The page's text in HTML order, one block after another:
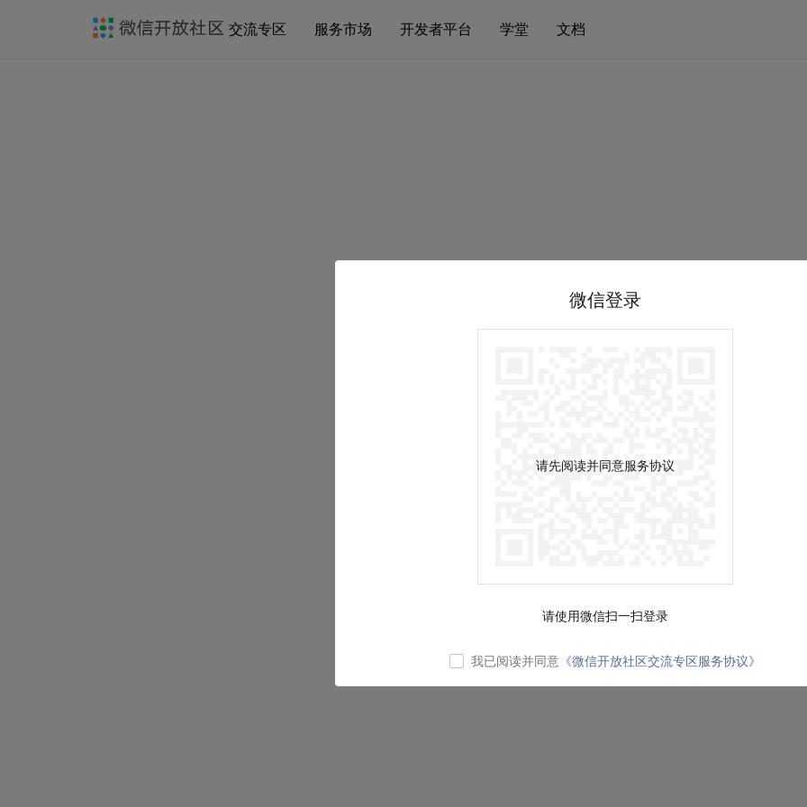
交流专区 服务市场 开发者平台 学堂 文档
微信登录
请先阅读并同意服务协议
请使用微信扫一扫登录
我已阅读并同意 《微信开放社区交流专区服务协议》